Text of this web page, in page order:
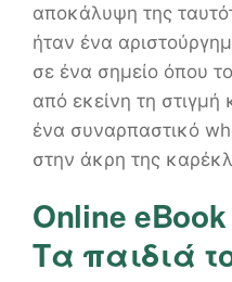
αποκάλυψη της
ήταν ένα
σε ένα σημείο όπου
από εκείνη τη στιγμή
ένα συναρπαστικό
στην άκρη της
Online
Τα παιδιά